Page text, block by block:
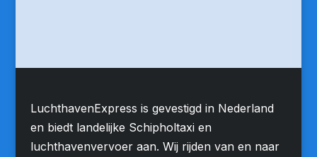
LuchthavenExpress is gevestigd in Nederland
en biedt landelijke Schipholtaxi en
luchthavenvervoer aan. Wij rijden van en naar